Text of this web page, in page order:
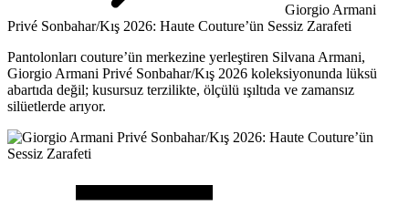
Giorgio Armani
Privé Sonbahar/Kış 2026: Haute Couture’ün Sessiz Zarafeti
Pantolonları couture’ün merkezine yerleştiren Silvana Armani,
Giorgio Armani Privé Sonbahar/Kış 2026 koleksiyonunda lüksü
abartıda değil; kusursuz terzilikte, ölçülü ışıltıda ve zamansız
silüetlerde arıyor.